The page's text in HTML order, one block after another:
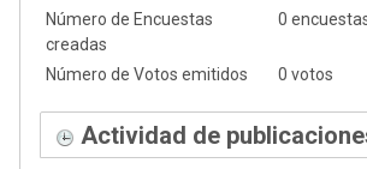
Número de Encuestas
creadas
0
Número de Votos emitidos 0 votos
Actividad de